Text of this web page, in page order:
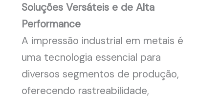
Soluções Versáteis e de Alta
Performance
A impressão industrial em metais é
uma tecnologia essencial para
diversos segmentos de produção,
oferecendo rastreabilidade,